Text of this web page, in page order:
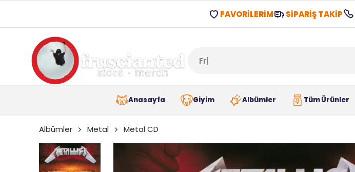
FAVORİLERİM SİPARİŞ TAKİP
Anasayfa Giyim Albümler Tüm Ürünler
Albümler Metal Metal CD